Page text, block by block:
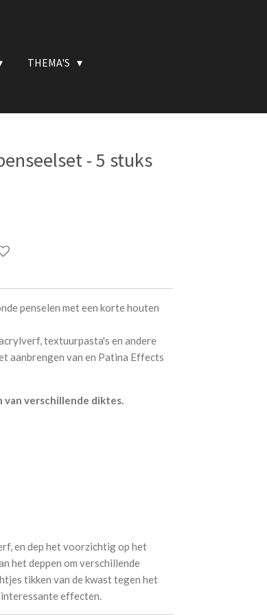
THEMA'S
- 5 stuks
penselen met een korte houten
textuurpasta's en andere
aanbrengen van en Patina Effects
van verschillende diktes.
en dep het voorzichtig op het
het deppen om verschillende
tikken van de kwast tegen het
effecten.